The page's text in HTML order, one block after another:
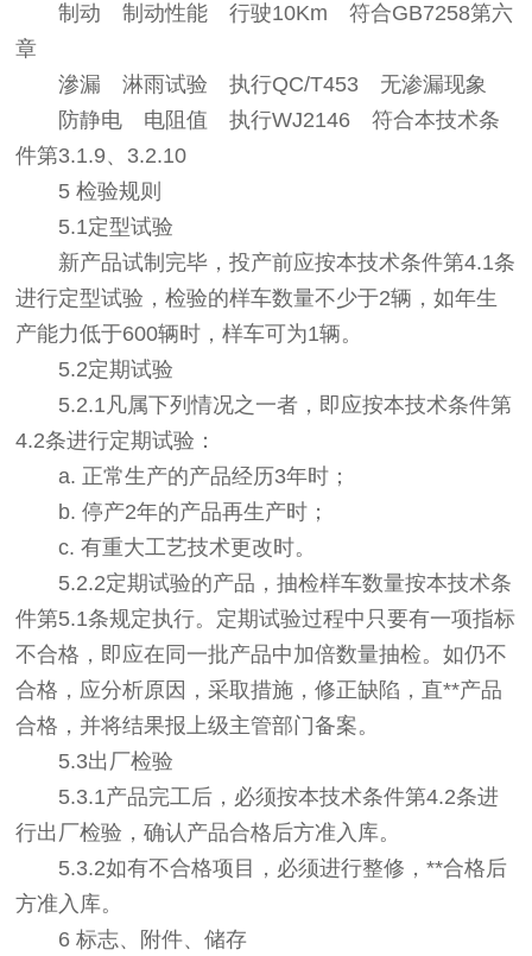
制动 制动性能 行驶10Km 符合GB7258第六
章
滲漏 淋雨试验 执行QC/T453 无渗漏现象
防静电 电阻值 执行WJ2146 符合本技术条
件第3.1.9、3.2.10
5 检验规则
5.1定型试验
新产品试制完毕，投产前应按本技术条件第4.1条
进行定型试验，检验的样车数量不少于2辆，如年生
产能力低于600辆时，样车可为1辆。
5.2定期试验
5.2.1凡属下列情况之一者，即应按本技术条件第
4.2条进行定期试验：
a. 正常生产的产品经历3年时；
b. 停产2年的产品再生产时；
c. 有重大工艺技术更改时。
5.2.2定期试验的产品，抽检样车数量按本技术条
件第5.1条规定执行。定期试验过程中只要有一项指标
不合格，即应在同一批产品中加倍数量抽检。如仍不
合格，应分析原因，采取措施，修正缺陷，直**产品
合格，并将结果报上级主管部门备案。
5.3出厂检验
5.3.1产品完工后，必须按本技术条件第4.2条进
行出厂检验，确认产品合格后方准入库。
5.3.2如有不合格项目，必须进行整修，**合格后
方准入库。
6 标志、附件、储存